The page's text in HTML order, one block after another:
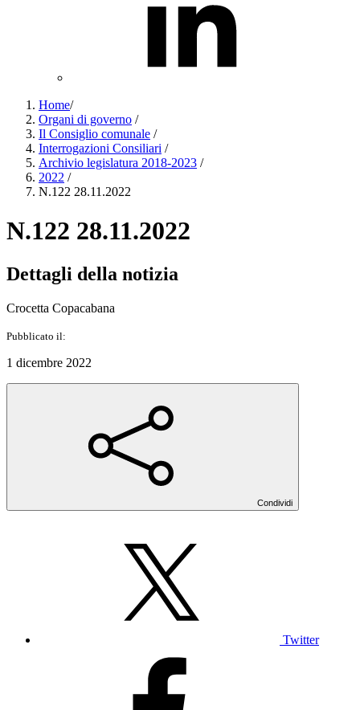
Home/
Organi di governo /
Il Consiglio comunale /
Interrogazioni Consiliari /
Archivio legislatura 2018-2023 /
2022 /
N.122 28.11.2022
N.122 28.11.2022
Dettagli della notizia
Crocetta Copacabana
Pubblicato il:
1 dicembre 2022
Condividi
Twitter